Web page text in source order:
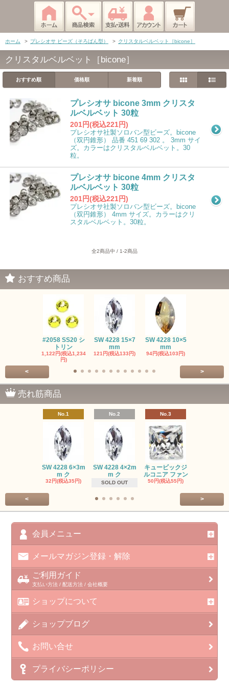
ホーム > プレシオサ ビーズ（そろばん型） > クリスタルベルベット［bicone］
クリスタルベルベット［bicone］
おすすめ順 価格順 新着順
プレシオサ bicone 3mm クリスタ
ルベルベット 30粒
201円(税込221円)
プレシオサ社製ソロバン型ビーズ。bicone
（双円錐形） 品番 451 69 302 。 3mm サイ
ズ。カラーはクリスタルベルベット。30
粒。
プレシオサ bicone 4mm クリスタ
ルベルベット 30粒
201円(税込221円)
プレシオサ社製ソロバン型ビーズ。bicone
（双円錐形） 4mm サイズ。カラーはクリ
スタルベルベット。30粒。
全2商品中 / 1-2商品
おすすめ商品
#2058 SS20 シ
トリン
1,122円(税込1,234
円)
SW 4228 15×7
mm
121円(税込133円)
SW 4228 10×5
mm
94円(税込103円)
< >
売れ筋商品
No.1
SW 4228 6×3m
m ク
32円(税込35円)
No.2
SW 4228 4×2m
m ク
SOLD OUT
No.3
キュービックジ
ルコニア ファン
50円(税込55円)
< >
会員メニュー
メールマガジン登録・解除
ご利用ガイド
支払い方法 / 配送方法 / 会社概要
ショップについて
ショップブログ
お問い合せ
プライバシーポリシー